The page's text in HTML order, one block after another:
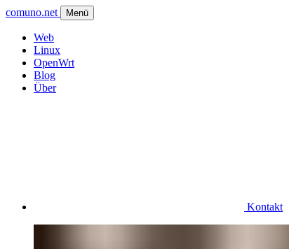
comuno.net Menü
Web
Linux
OpenWrt
Blog
Über
Kontakt